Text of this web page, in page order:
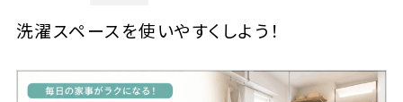
洗濯スペースを使いやすくしよう！